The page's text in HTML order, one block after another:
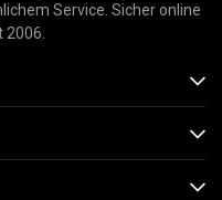
Service. Sicher online
2006.